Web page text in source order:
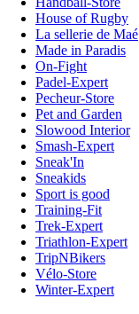
House of Rugby
La sellerie de Maé
Made in Paradis
On-Fight
Padel-Expert
Pecheur-Store
Pet and Garden
Slowood Interior
Smash-Expert
Sneak'In
Sneakids
Sport is good
Training-Fit
Trek-Expert
Triathlon-Expert
TripNBikers
Vélo-Store
Winter-Expert